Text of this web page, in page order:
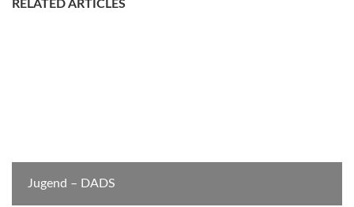
RELATED ARTICLES
Jugend – DADS